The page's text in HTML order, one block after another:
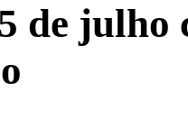
de julho